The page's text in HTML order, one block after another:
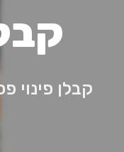
קבלן פינוי